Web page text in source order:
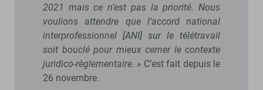
2021 mais ce n’est pas la priorité. Nous
voulions attendre que l’accord national
interprofessionnel [ANI] sur le télétravail
soit bouclé pour mieux cerner le contexte
juridico-règlementaire. » C’est fait depuis le
26 novembre.